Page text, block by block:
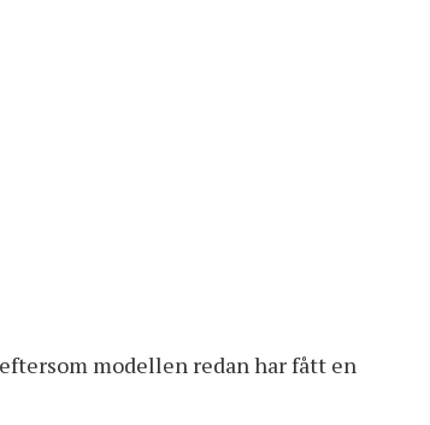
modellen redan har fått en